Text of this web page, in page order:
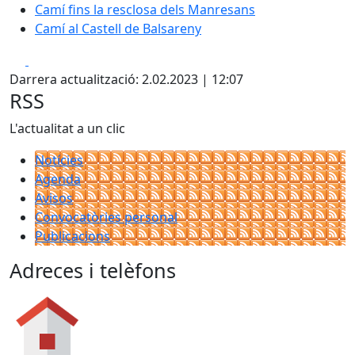
Camí fins la resclosa dels Manresans
Camí al Castell de Balsareny
Darrera actualització: 2.02.2023 | 12:07
RSS
L'actualitat a un clic
Notícies
Agenda
Avisos
Convocatòries personal
Publicacions
Adreces i telèfons